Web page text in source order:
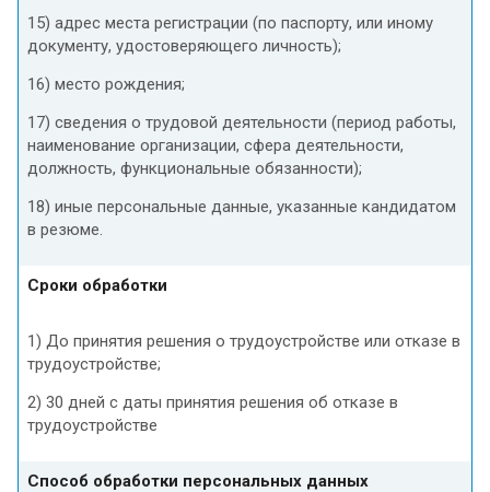
15) адрес места регистрации (по паспорту, или иному
документу, удостоверяющего личность);
16) место рождения;
17) сведения о трудовой деятельности (период работы,
наименование организации, сфера деятельности,
должность, функциональные обязанности);
18) иные персональные данные, указанные кандидатом
в резюме.
Сроки обработки
1) До принятия решения о трудоустройстве или отказе в
трудоустройстве;
2) 30 дней с даты принятия решения об отказе в
трудоустройстве
Способ обработки персональных данных